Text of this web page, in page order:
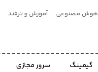
هوش مصنوعی آموزش و ترفند
گیمینگ سرور مجازی